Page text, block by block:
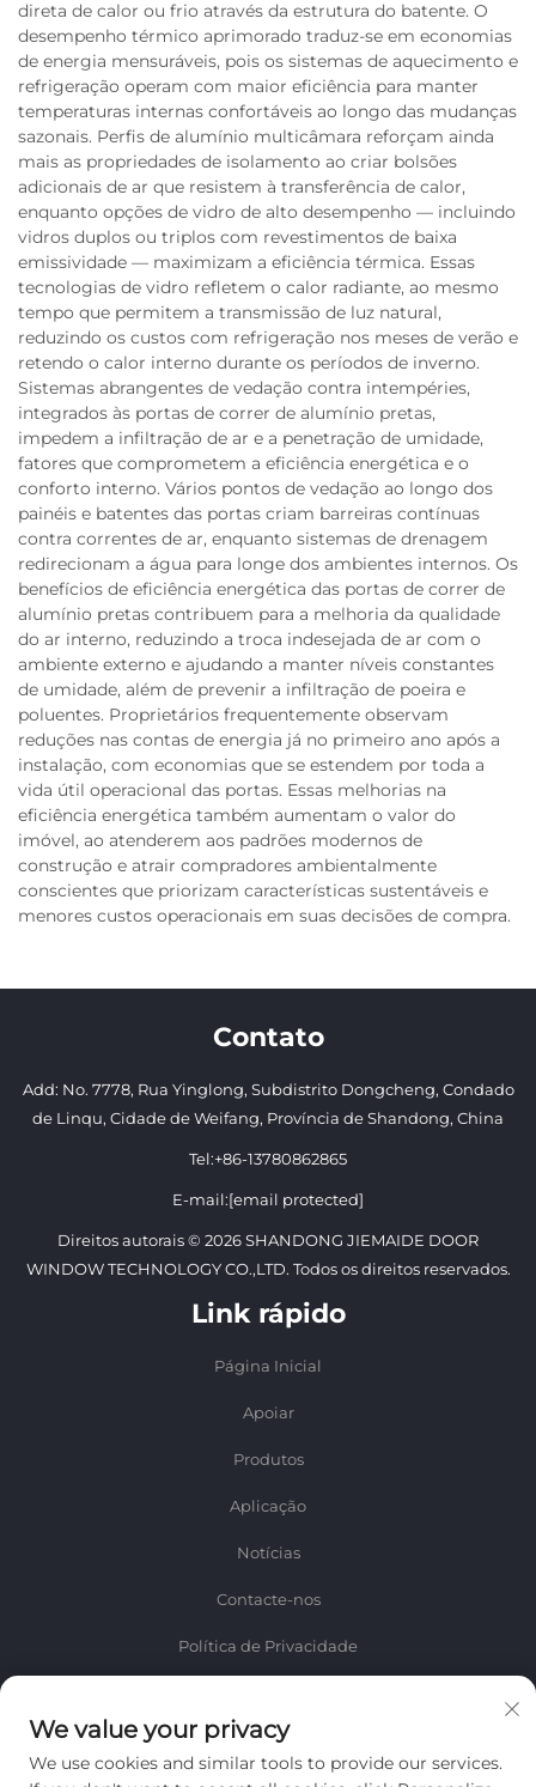
direta de calor ou frio através da estrutura do batente. O
desempenho térmico aprimorado traduz-se em economias
de energia mensuráveis, pois os sistemas de aquecimento e
refrigeração operam com maior eficiência para manter
temperaturas internas confortáveis ao longo das mudanças
sazonais. Perfis de alumínio multicâmara reforçam ainda
mais as propriedades de isolamento ao criar bolsões
adicionais de ar que resistem à transferência de calor,
enquanto opções de vidro de alto desempenho — incluindo
vidros duplos ou triplos com revestimentos de baixa
emissividade — maximizam a eficiência térmica. Essas
tecnologias de vidro refletem o calor radiante, ao mesmo
tempo que permitem a transmissão de luz natural,
reduzindo os custos com refrigeração nos meses de verão e
retendo o calor interno durante os períodos de inverno.
Sistemas abrangentes de vedação contra intempéries,
integrados às portas de correr de alumínio pretas,
impedem a infiltração de ar e a penetração de umidade,
fatores que comprometem a eficiência energética e o
conforto interno. Vários pontos de vedação ao longo dos
painéis e batentes das portas criam barreiras contínuas
contra correntes de ar, enquanto sistemas de drenagem
redirecionam a água para longe dos ambientes internos. Os
benefícios de eficiência energética das portas de correr de
alumínio pretas contribuem para a melhoria da qualidade
do ar interno, reduzindo a troca indesejada de ar com o
ambiente externo e ajudando a manter níveis constantes
de umidade, além de prevenir a infiltração de poeira e
poluentes. Proprietários frequentemente observam
reduções nas contas de energia já no primeiro ano após a
instalação, com economias que se estendem por toda a
vida útil operacional das portas. Essas melhorias na
eficiência energética também aumentam o valor do
imóvel, ao atenderem aos padrões modernos de
construção e atrair compradores ambientalmente
conscientes que priorizam características sustentáveis e
menores custos operacionais em suas decisões de compra.
Contato
Add: No. 7778, Rua Yinglong, Subdistrito Dongcheng, Condado
de Linqu, Cidade de Weifang, Província de Shandong, China
Tel:+86-13780862865
E-mail:[email protected]
Direitos autorais © 2026 SHANDONG JIEMAIDE DOOR
WINDOW TECHNOLOGY CO.,LTD. Todos os direitos reservados.
Link rápido
Página Inicial
Apoiar
Produtos
Aplicação
Notícias
Contacte-nos
Política de Privacidade
Inscreva-se para receber nosso boletim informativo semanal
We value your privacy
We use cookies and similar tools to provide our services.